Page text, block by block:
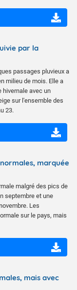
par la
passages pluvieux a
milieu de mois. Elle a
hivernale avec un
sur l'ensemble des
23.
marquée
malgré des pics de
septembre et une
Les
sur le pays, mais
mais avec